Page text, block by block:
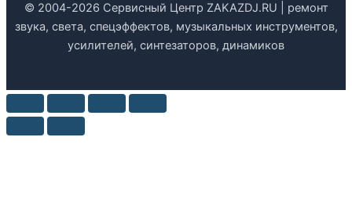
© 2004-2026 Сервисный Центр ZAKAZDJ.RU | ремонт
звука, света, спецэффектов, музыкальных инструментов,
усилителей, синтезаторов, динамиков